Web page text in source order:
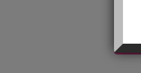
lui de
- N’est
lire la